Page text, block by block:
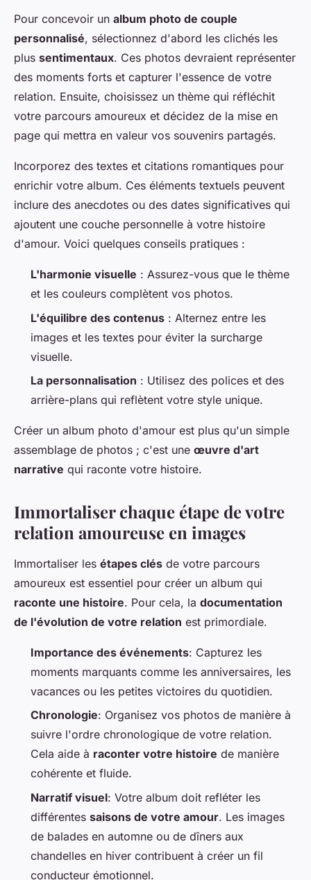
Pour concevoir un album photo de couple
personnalisé, sélectionnez d'abord les clichés les
plus sentimentaux. Ces photos devraient représenter
des moments forts et capturer l'essence de votre
relation. Ensuite, choisissez un thème qui réfléchit
votre parcours amoureux et décidez de la mise en
page qui mettra en valeur vos souvenirs partagés.
Incorporez des textes et citations romantiques pour
enrichir votre album. Ces éléments textuels peuvent
inclure des anecdotes ou des dates significatives qui
ajoutent une couche personnelle à votre histoire
d'amour. Voici quelques conseils pratiques :
L'harmonie visuelle : Assurez-vous que le thème
et les couleurs complètent vos photos.
L'équilibre des contenus : Alternez entre les
images et les textes pour éviter la surcharge
visuelle.
La personnalisation : Utilisez des polices et des
arrière-plans qui reflètent votre style unique.
Créer un album photo d'amour est plus qu'un simple
assemblage de photos ; c'est une œuvre d'art
narrative qui raconte votre histoire.
Immortaliser chaque étape de votre
relation amoureuse en images
Immortaliser les étapes clés de votre parcours
amoureux est essentiel pour créer un album qui
raconte une histoire. Pour cela, la documentation
de l'évolution de votre relation est primordiale.
Importance des événements: Capturez les
moments marquants comme les anniversaires, les
vacances ou les petites victoires du quotidien.
Chronologie: Organisez vos photos de manière à
suivre l'ordre chronologique de votre relation.
Cela aide à raconter votre histoire de manière
cohérente et fluide.
Narratif visuel: Votre album doit refléter les
différentes saisons de votre amour. Les images
de balades en automne ou de dîners aux
chandelles en hiver contribuent à créer un fil
conducteur émotionnel.